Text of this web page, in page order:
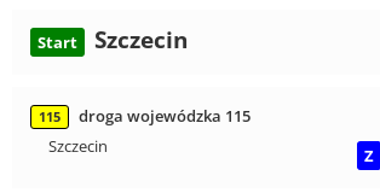
Start Szczecin
115
droga wojewódzka 115
Szczecin
Z